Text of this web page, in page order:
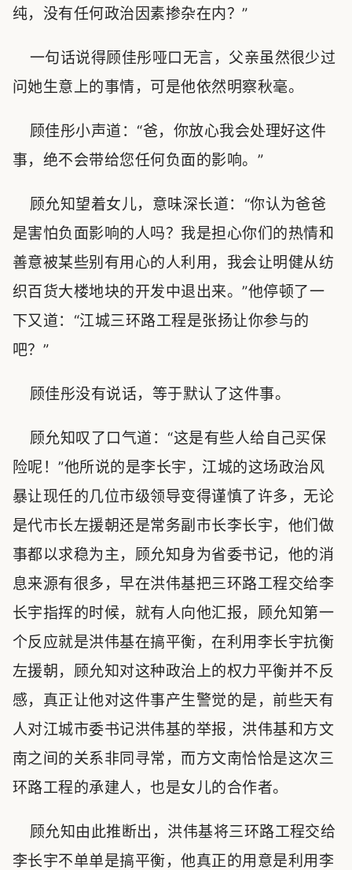
纯，没有任何政治因素掺杂在内？”
一句话说得顾佳彤哑口无言，父亲虽然很少过
问她生意上的事情，可是他依然明察秋毫。
顾佳彤小声道：“爸，你放心我会处理好这件
事，绝不会带给您任何负面的影响。”
顾允知望着女儿，意味深长道：“你认为爸爸
是害怕负面影响的人吗？我是担心你们的热情和
善意被某些别有用心的人利用，我会让明健从纺
织百货大楼地块的开发中退出来。”他停顿了一
下又道：“江城三环路工程是张扬让你参与的
吧？”
顾佳彤没有说话，等于默认了这件事。
顾允知叹了口气道：“这是有些人给自己买保
险呢！”他所说的是李长宇，江城的这场政治风
暴让现任的几位市级领导变得谨慎了许多，无论
是代市长左援朝还是常务副市长李长宇，他们做
事都以求稳为主，顾允知身为省委书记，他的消
息来源有很多，早在洪伟基把三环路工程交给李
长宇指挥的时候，就有人向他汇报，顾允知第一
个反应就是洪伟基在搞平衡，在利用李长宇抗衡
左援朝，顾允知对这种政治上的权力平衡并不反
感，真正让他对这件事产生警觉的是，前些天有
人对江城市委书记洪伟基的举报，洪伟基和方文
南之间的关系非同寻常，而方文南恰恰是这次三
环路工程的承建人，也是女儿的合作者。
顾允知由此推断出，洪伟基将三环路工程交给
李长宇不单单是搞平衡，他真正的用意是利用李